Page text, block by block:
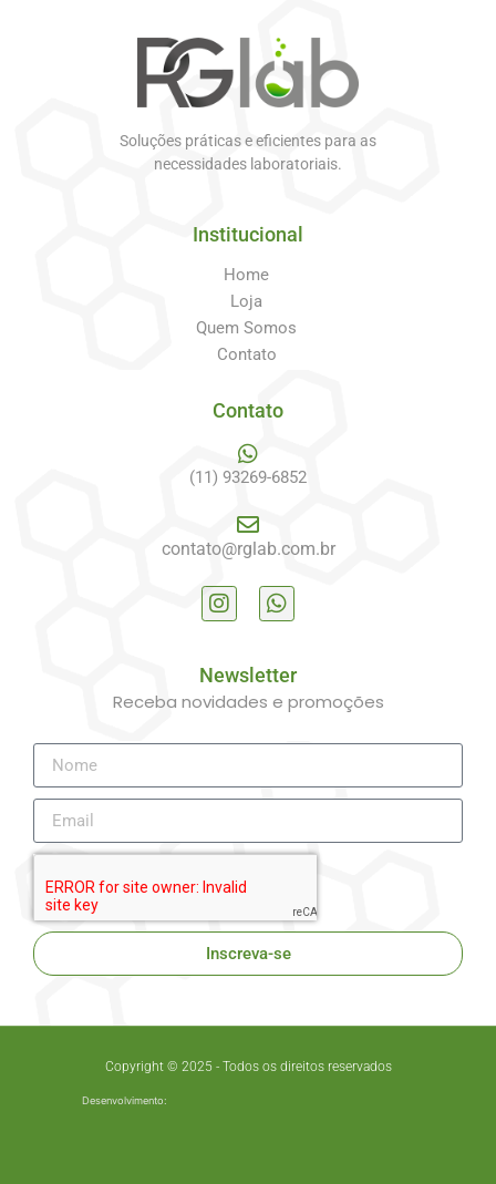
Soluções práticas e eficientes para as
necessidades laboratoriais.
Institucional
Home
Loja
Quem Somos
Contato
Contato
(11) 93269-6852
contato@rglab.com.br
Newsletter
Receba novidades e promoções
Inscreva-se
Copyright © 2025 - Todos os direitos reservados
Desenvolvimento: